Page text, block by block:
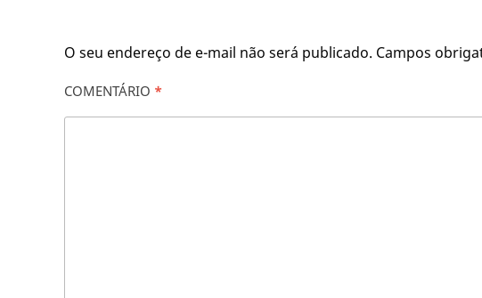
O seu endereço de e-mail não será publicado. Campos
COMENTÁRIO *